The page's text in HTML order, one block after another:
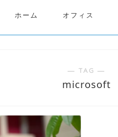
ホーム オフィス
― TAG ―
microsoft